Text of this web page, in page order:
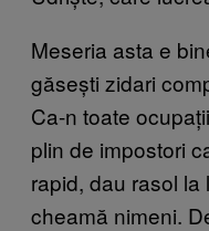
Meseria asta e
găsești zidari
Ca-n toate
plin de impostori
rapid, dau rasol
cheamă nimeni.